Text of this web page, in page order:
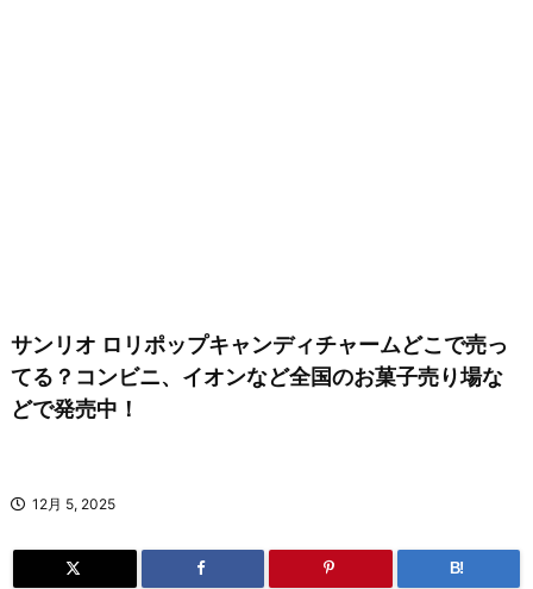
サンリオ ロリポップキャンディチャームどこで売っ
てる？コンビニ、イオンなど全国のお菓子売り場な
どで発売中！
12月 5, 2025
B!